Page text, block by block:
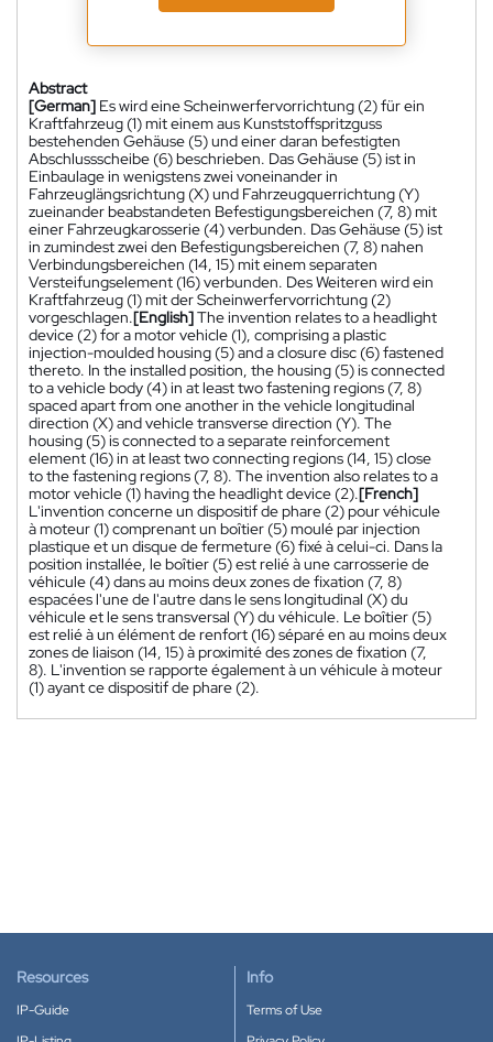
Abstract
[German] Es wird eine Scheinwerfervorrichtung (2) für ein
Kraftfahrzeug (1) mit einem aus Kunststoffspritzguss
bestehenden Gehäuse (5) und einer daran befestigten
Abschlussscheibe (6) beschrieben. Das Gehäuse (5) ist in
Einbaulage in wenigstens zwei voneinander in
Fahrzeuglängsrichtung (X) und Fahrzeugquerrichtung (Y)
zueinander beabstandeten Befestigungsbereichen (7, 8) mit
einer Fahrzeugkarosserie (4) verbunden. Das Gehäuse (5) ist
in zumindest zwei den Befestigungsbereichen (7, 8) nahen
Verbindungsbereichen (14, 15) mit einem separaten
Versteifungselement (16) verbunden. Des Weiteren wird ein
Kraftfahrzeug (1) mit der Scheinwerfervorrichtung (2)
vorgeschlagen.[English]The invention relates to a headlight
device (2) for a motor vehicle (1), comprising a plastic
injection-moulded housing (5) and a closure disc (6) fastened
thereto. In the installed position, the housing (5) is connected
to a vehicle body (4) in at least two fastening regions (7, 8)
spaced apart from one another in the vehicle longitudinal
direction (X) and vehicle transverse direction (Y). The
housing (5) is connected to a separate reinforcement
element (16) in at least two connecting regions (14, 15) close
to the fastening regions (7, 8). The invention also relates to a
motor vehicle (1) having the headlight device (2).[French]
L'invention concerne un dispositif de phare (2) pour véhicule
à moteur (1) comprenant un boîtier (5) moulé par injection
plastique et un disque de fermeture (6) fixé à celui-ci. Dans la
position installée, le boîtier (5) est relié à une carrosserie de
véhicule (4) dans au moins deux zones de fixation (7, 8)
espacées l'une de l'autre dans le sens longitudinal (X) du
véhicule et le sens transversal (Y) du véhicule. Le boîtier (5)
est relié à un élément de renfort (16) séparé en au moins deux
zones de liaison (14, 15) à proximité des zones de fixation (7,
8). L'invention se rapporte également à un véhicule à moteur
(1) ayant ce dispositif de phare (2).
Resources
IP-Guide
Info
Terms of Use